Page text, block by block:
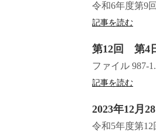
令和6年度第9
記事を読む
第12回 第4
ファイル 987-
記事を読む
2023年12月
令和5年度第